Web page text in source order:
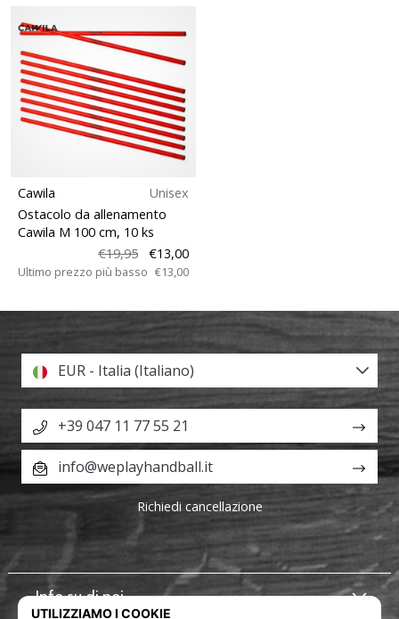
Cawila
Unisex
Ostacolo da allenamento
Cawila M 100 cm, 10 ks
€19,95
€13,00
Ultimo prezzo più basso €13,00
Info su di noi
EUR - Italia (Italiano)
+39 047 11 77 55 21
info@weplayhandball.it
Richiedi cancellazione